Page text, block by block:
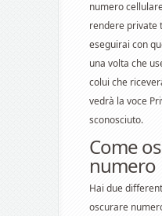
numero
rendere private
eseguirai con
una volta che
colui che
vedrà la voce
sconosciuto.
Come
numero
Hai due
oscurare